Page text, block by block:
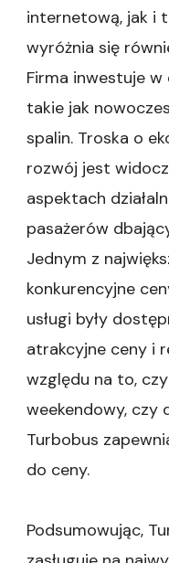
internetową, jak i
wyróżnia się
Firma inwestuje w
takie jak
spalin. Troska o
rozwój jest
aspektach
pasażerów
Jednym z
konkurencyjne
usługi były
atrakcyjne ceny i
względu na to,
weekendowy, czy
Turbobus
do ceny.
Podsumowując,